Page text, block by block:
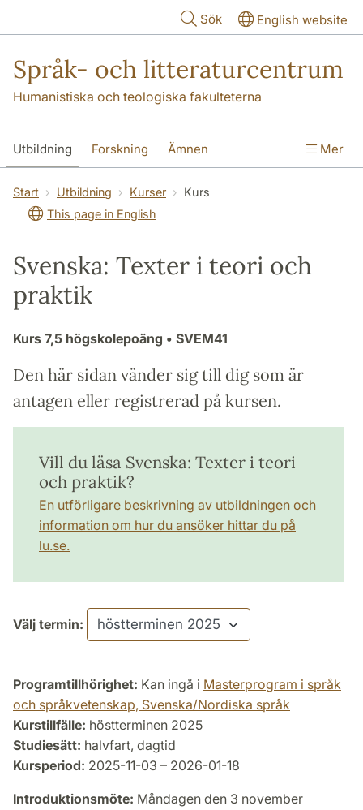
Sök English website
Språk- och litteraturcentrum
Humanistiska och teologiska fakulteterna
Utbildning Forskning Ämnen
SOL-husen Kontakt Institutionen
översättning till svenska
Mer
Start Utbildning Kurser
Kurs
This page in English
Svenska: Texter i teori och
praktik
Kurs 7,5 högskolepoäng • SVEM41
Den här sidan vänder sig till dig som är
antagen eller registrerad på kursen.
Vill du läsa Svenska: Texter i teori
och praktik?
En utförligare beskrivning av utbildningen och
information om hur du ansöker hittar du på
lu.se.
Välj termin:
Programtillhörighet: Kan ingå i Masterprogram i språk
och språkvetenskap, Svenska/Nordiska språk
Kurstillfälle: höstterminen 2025
Studiesätt: halvfart, dagtid
Kursperiod: 2025-11-03 – 2026-01-18
Introduktionsmöte: Måndagen den 3 november